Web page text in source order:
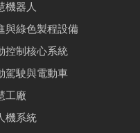
機器人
與綠色製程設備
控制核心系統
駕駛與電動車
工廠
機系統